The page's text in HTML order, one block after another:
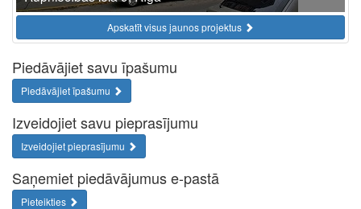
Apskatīt visus jaunos projektus
Piedāvājiet savu īpašumu
Piedāvājiet īpašumu
Izveidojiet savu pieprasījumu
Izveidojiet pieprasījumu
Saņemiet piedāvājumus e-pastā
Pieteikties